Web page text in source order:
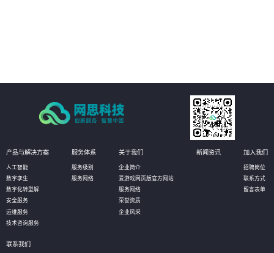
产品与解决方案
人工智能
数字孪生
数字化转型解
安全服务
运维服务
技术咨询服务
服务体系
服务级别
服务网络
关于我们
企业简介
爱游戏网页版官方网站
服务网络
荣誉资质
企业风采
新闻资讯 加入我们
招聘岗位
联系方式
留言表单
联系我们